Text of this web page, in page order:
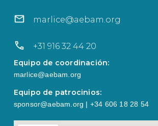
marlice@aebam.org
+31 916 32 44 20
Equipo de coordinación:
marlice@aebam.org
Equipo de patrocinios:
sponsor@aebam.org | +34 606 18 28 54